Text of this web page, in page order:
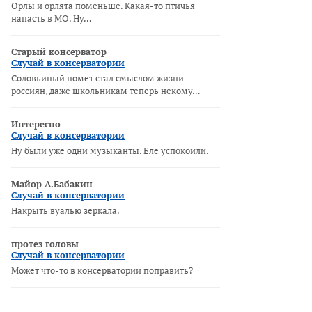
Орлы и орлята поменьше. Какая-то птичья
напасть в МО. Ну…
Старый консерватор
Случай в консерватории
Соловьиный помет стал смыслом жизни
россиян, даже школьникам теперь некому…
Интересно
Случай в консерватории
Ну были уже одни музыканты. Еле успокоили.
Майор А.Бабакин
Случай в консерватории
Накрыть вуалью зеркала.
протез головы
Случай в консерватории
Может что-то в консерватории поправить?